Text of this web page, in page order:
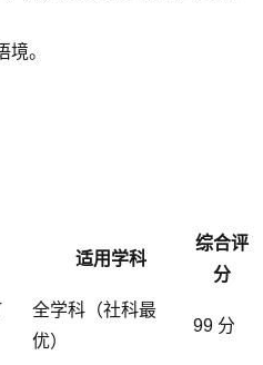
。
适用学科
综合评
分
全学科（社科最
优）
99 分